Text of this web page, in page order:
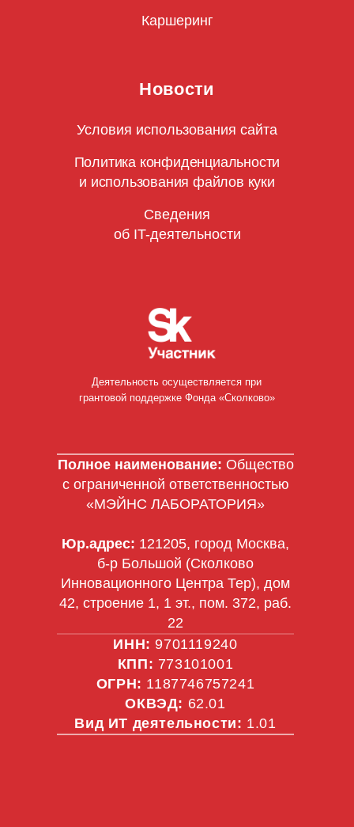
Каршеринг
Новости
Политика конфиденциальности
и использования файлов куки
Сведения
об IT-деятельности
Условия использования сайта
Полное наименование: Общество
с ограниченной ответственностью
«МЭЙНС ЛАБОРАТОРИЯ»
Юр.адрес: 121205, город Москва,
б-р Большой (Сколково
Инновационного Центра Тер), дом
42, строение 1, 1 эт., пом. 372, раб.
22
ИНН: 9701119240
КПП: 773101001
ОГРН: 1187746757241
ОКВЭД: 62.01
Вид ИТ деятельности: 1.01
Деятельность осуществляется при
грантовой поддержке Фонда «Сколково»